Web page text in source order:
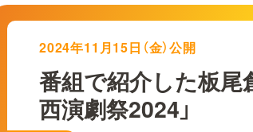
2024年11月15日（金）公開
番組で紹介した板尾
西演劇祭2024」